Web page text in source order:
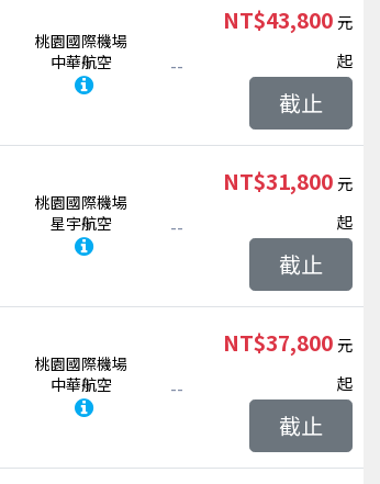
桃園國際機場
中華航空
--
NT$43,800
起
截止
桃園國際機場
星宇航空
--
NT$31,800
起
截止
桃園國際機場
中華航空
--
NT$37,800
起
截止